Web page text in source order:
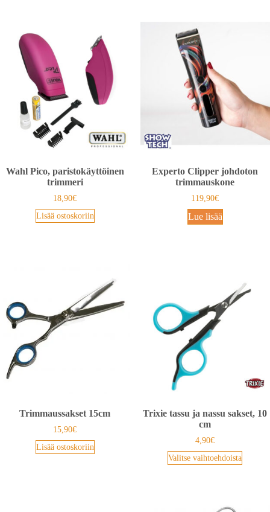
Wahl Pico, paristokäyttöinen
trimmeri
18,90€
Lisää ostoskoriin
Experto Clipper johdoton
trimmauskone
119,90€
Lue lisää
Trimmaussakset 15cm
15,90€
Lisää ostoskoriin
Trixie tassu ja nassu sakset, 10
cm
4,90€
Valitse vaihtoehdoista